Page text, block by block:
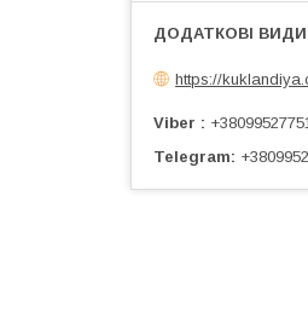
https://
Viber
Telegram